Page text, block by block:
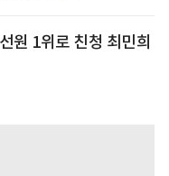
원 1위로 친청 최민희